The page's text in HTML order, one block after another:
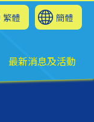
繁體 簡體
最新消息及活動